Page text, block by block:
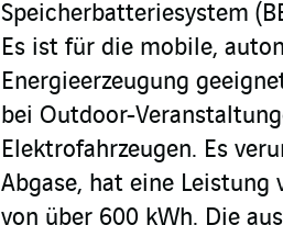
Speicherbatteriesystem
Es ist für die mobile,
Energieerzeugung
bei Outdoor-
Elektrofahrzeugen. Es
Abgase, hat eine
von über 600 kWh. Die